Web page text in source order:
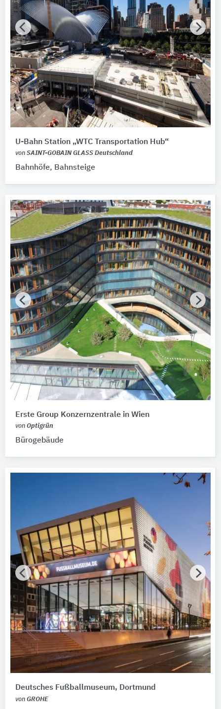
U-Bahn Station „WTC Transportation Hub“
von SAINT-GOBAIN GLASS Deutschland
Bahnhöfe, Bahnsteige
Erste Group Konzernzentrale in Wien
von Optigrün
Bürogebäude
Deutsches Fußballmuseum, Dortmund
von GROHE